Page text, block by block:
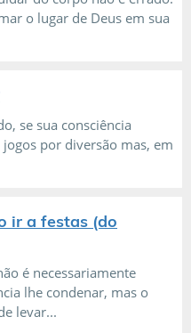
o lugar de Deus em sua
se sua consciência
por diversão mas, em
ir a festas (do
é necessariamente
lhe condenar, mas o
levar...